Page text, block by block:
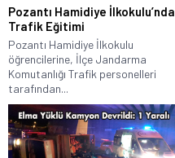
Pozantı Hamidiye İlkokulu’nda
Trafik Eğitimi
Pozantı Hamidiye İlkokulu
öğrencilerine, İlçe Jandarma
Komutanlığı Trafik personelleri
tarafından...